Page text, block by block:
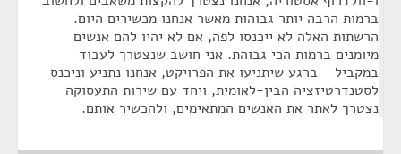
ברמות הרבה יותר גבוהות מאשר אנחנו מכשירים היום.
הרשתות האלה לא ייכנסו לפה, אם לא יהיו להם אנשים
מיומנים ברמות הכי גבוהת. אני חושב שנצטרך לעבוד
במקביל - ברגע שיתניעו את הפרויקט, אנחנו נתניע וניכנס
לסטנדרטיזציה הבין-לאומית, ויחד עם שירות התעסוקה
נצטרך לאתר את האנשים המתאימים, ולהכשיר אותם.